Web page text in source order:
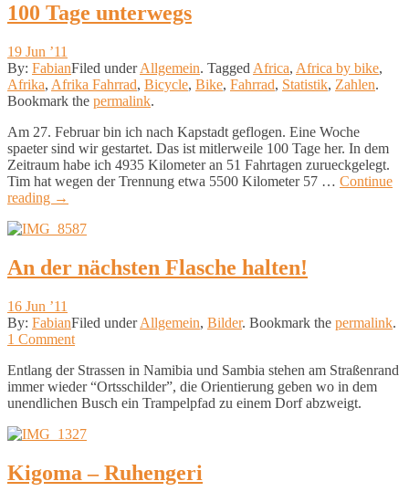
100 Tage unterwegs
19 Jun ’11
By: FabianFiled underAllgemein. Tagged Africa, Africa by bike,
Afrika, Afrika Fahrrad, Bicycle, Bike, Fahrrad, Statistik, Zahlen.
Bookmark the permalink.
Am 27. Februar bin ich nach Kapstadt geflogen. Eine Woche
spaeter sind wir gestartet. Das ist mitlerweile 100 Tage her. In dem
Zeitraum habe ich 4935 Kilometer an 51 Fahrtagen zurueckgelegt.
Tim hat wegen der Trennung etwa 5500 Kilometer 57 … Continue
reading →
An der nächsten Flasche halten!
16 Jun ’11
By: FabianFiled underAllgemein, Bilder. Bookmark the permalink.
1 Comment
Entlang der Strassen in Namibia und Sambia stehen am Straßenrand
immer wieder “Ortsschilder”, die Orientierung geben wo in dem
unendlichen Busch ein Trampelpfad zu einem Dorf abzweigt.
Kigoma – Ruhengeri